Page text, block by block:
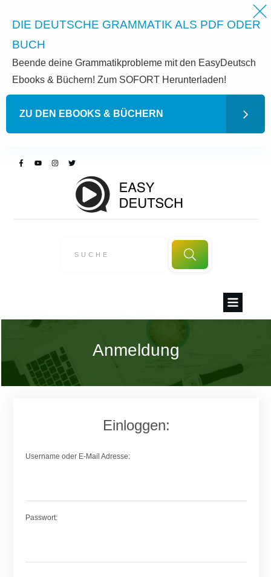
Anmeldung
Einloggen:
Username oder E-Mail Adresse:
Passwort:
DIE DEUTSCHE GRAMMATIK ALS PDF ODER
BUCH
Beende deine Grammatikprobleme mit den EasyDeutsch
Ebooks & Büchern! Zum SOFORT Herunterladen!
ZU DEN EBOOKS & BÜCHERN